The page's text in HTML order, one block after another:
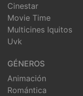
Cinestar
Movie Time
Multicines Iquitos
Uvk
GÉNEROS
Animación
Romántica